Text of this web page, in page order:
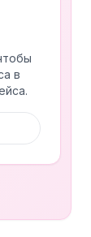
в